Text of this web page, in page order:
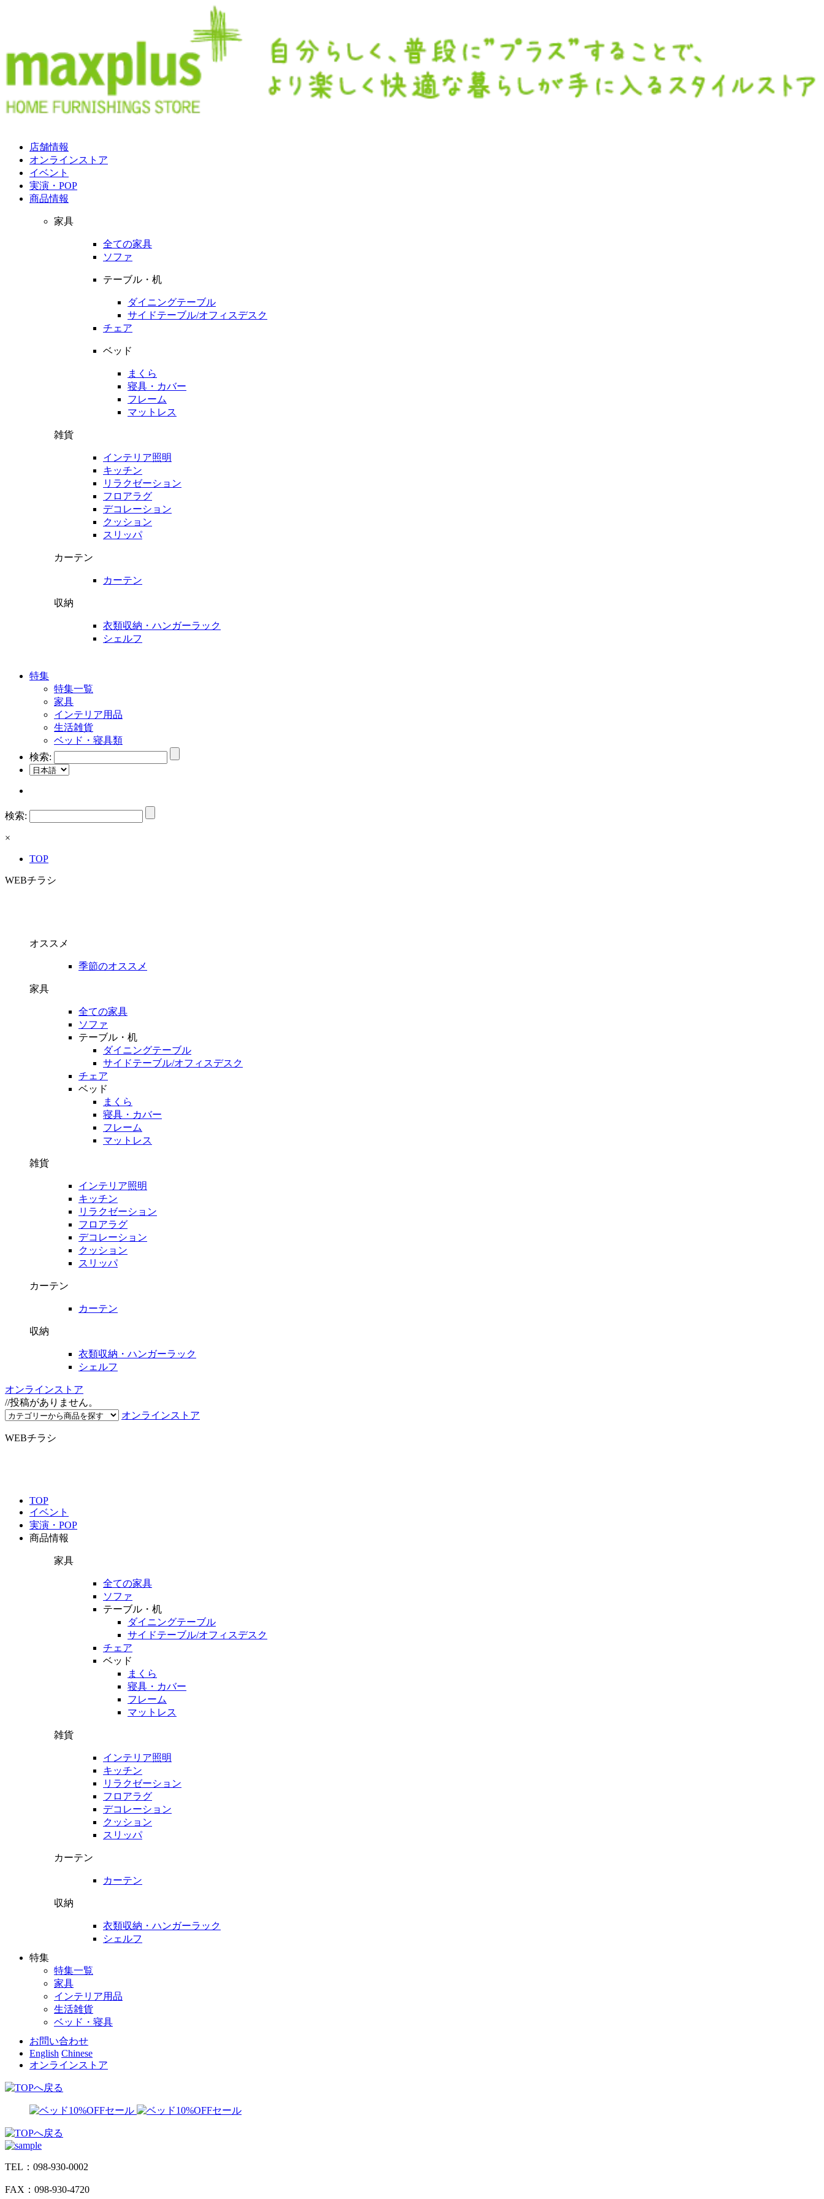
店舗情報
オンラインストア
イベント
実演・POP
商品情報
家具
全ての家具
ソファ
テーブル・机
ダイニングテーブル
サイドテーブル/オフィスデスク
チェア
ベッド
まくら
寝具・カバー
フレーム
マットレス
雑貨
インテリア照明
キッチン
リラクゼーション
フロアラグ
デコレーション
クッション
スリッパ
カーテン
カーテン
収納
衣類収納・ハンガーラック
シェルフ
特集
特集一覧
家具
インテリア用品
生活雑貨
ベッド・寝具類
検索:
検索:
×
TOP
WEBチラシ
オススメ
季節のオススメ
家具
全ての家具
ソファ
テーブル・机
ダイニングテーブル
サイドテーブル/オフィスデスク
チェア
ベッド
まくら
寝具・カバー
フレーム
マットレス
雑貨
インテリア照明
キッチン
リラクゼーション
フロアラグ
デコレーション
クッション
スリッパ
カーテン
カーテン
収納
衣類収納・ハンガーラック
シェルフ
オンラインストア
//投稿がありません。
オンラインストア
WEBチラシ
TOP
イベント
実演・POP
商品情報
家具
全ての家具
ソファ
テーブル・机
ダイニングテーブル
サイドテーブル/オフィスデスク
チェア
ベッド
まくら
寝具・カバー
フレーム
マットレス
雑貨
インテリア照明
キッチン
リラクゼーション
フロアラグ
デコレーション
クッション
スリッパ
カーテン
カーテン
収納
衣類収納・ハンガーラック
シェルフ
特集
特集一覧
家具
インテリア用品
生活雑貨
ベッド・寝具
お問い合わせ
English Chinese
オンラインストア
TEL：098-930-0002
FAX：098-930-4720